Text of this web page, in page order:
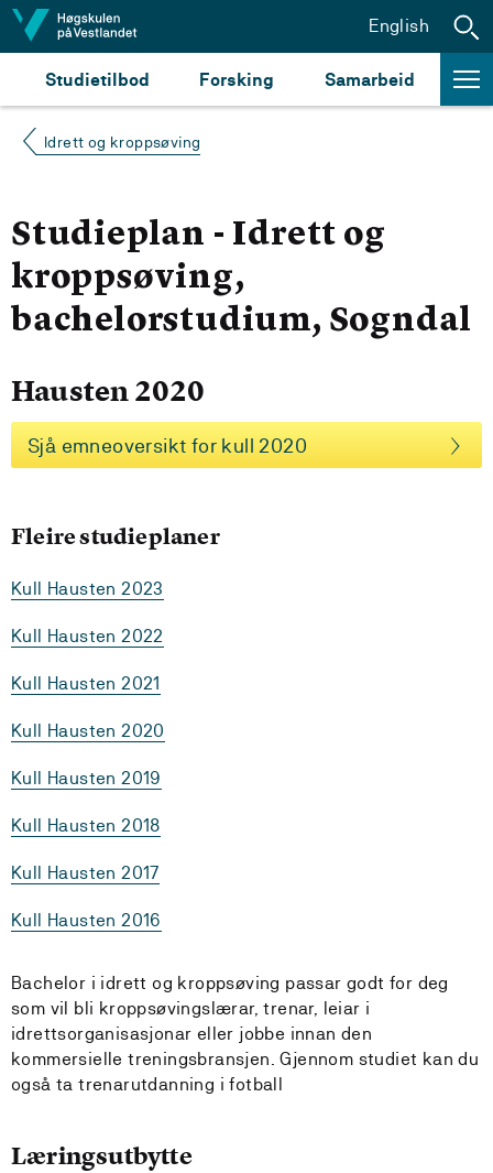
Hopp til innhald
Studietilbod Forsking Samarbeid
English
Idrett og kroppsøving
Studieplan - Idrett og
kroppsøving,
bachelorstudium, Sogndal
Hausten 2020
Sjå emneoversikt for kull 2020
Fleire studieplaner
Kull Hausten 2023
Kull Hausten 2022
Kull Hausten 2021
Kull Hausten 2020
Kull Hausten 2019
Kull Hausten 2018
Kull Hausten 2017
Kull Hausten 2016
Bachelor i idrett og kroppsøving passar godt for deg
som vil bli kroppsøvingslærar, trenar, leiar i
idrettsorganisasjonar eller jobbe innan den
kommersielle treningsbransjen. Gjennom studiet kan du
også ta trenarutdanning i fotball
Læringsutbytte